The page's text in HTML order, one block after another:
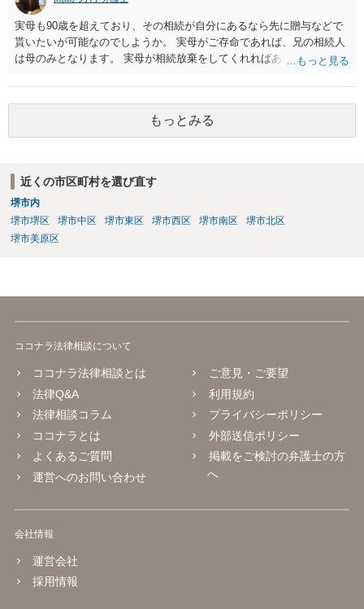
実母も90歳を超えており、その相続が自分にあるなら先に贈与などで
貰いたいが可能なのでしようか。 実母がご存命であれば、兄の相続人
は母のみとなります。 実母が相続放棄をしてくれればあなた方兄弟及
ないと思います。
もっとみる
近くの市区町村を選び直す
堺市内
堺市堺区
堺市中区 堺市東区 堺市西区 堺市南区
堺市北区
堺市美原区
ココナラ法律相談について
ココナラ法律相談とは
法律Q&A
法律相談コラム
ココナラとは
よくあるご質問
運営へのお問い合わせ
ご意見・ご要望
利用規約
プライバシーポリシー
外部送信ポリシー
掲載をご検討の弁護士の方
へ
会社情報
運営会社
採用情報